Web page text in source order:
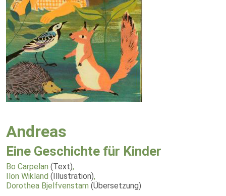
Andreas
Eine Geschichte für Kinder
Bo Carpelan (Text),
Ilon Wikland (Illustration),
Dorothea Bjelfvenstam (Übersetzung)